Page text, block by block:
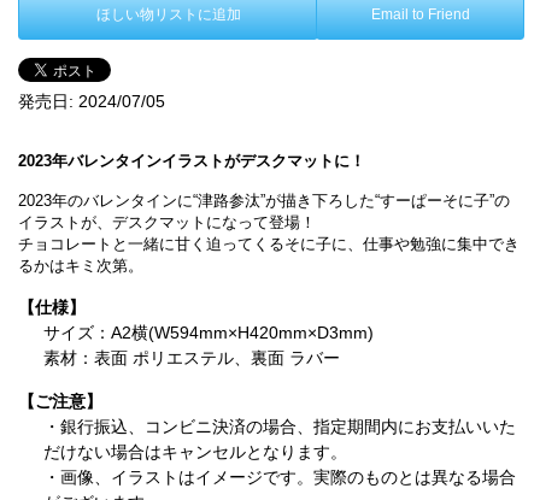
ほしい物リストに追加 Email to Friend
発売日: 2024/07/05
2023年バレンタインイラストがデスクマットに！
2023年のバレンタインに“津路参汰”が描き下ろした“すーぱーそに子”の
イラストが、デスクマットになって登場！
チョコレートと一緒に甘く迫ってくるそに子に、仕事や勉強に集中でき
るかはキミ次第。
【仕様】
サイズ：A2横(W594mm×H420mm×D3mm)
素材：表面 ポリエステル、裏面 ラバー
【ご注意】
・銀行振込、コンビニ決済の場合、指定期間内にお支払いいた
だけない場合はキャンセルとなります。
・画像、イラストはイメージです。実際のものとは異なる場合